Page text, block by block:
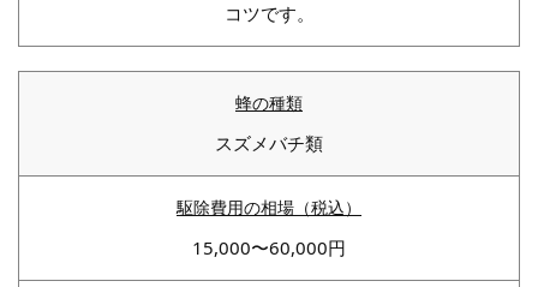
コツです。
スズメバチ類
15,000〜60,000円